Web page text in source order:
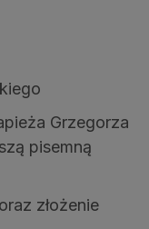
Grzegorza
pisemną
złożenie